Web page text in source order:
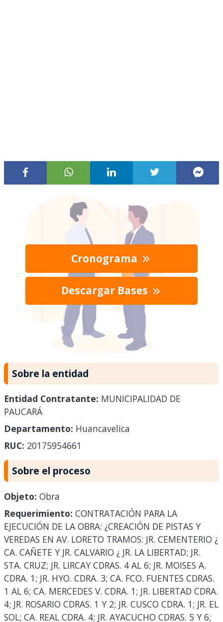
Cronograma
Descargar Bases
Sobre la entidad
Entidad Contratante: MUNICIPALIDAD DE
PAUCARÁ
Departamento: Huancavelica
RUC: 20175954661
Sobre el proceso
Objeto: Obra
Requerimiento: CONTRATACIÓN PARA LA
EJECUCIÓN DE LA OBRA: ¿CREACIÓN DE PISTAS Y
VEREDAS EN AV. LORETO TRAMOS: JR. CEMENTERIO ¿
CA. CAÑETE Y JR. CALVARIO ¿ JR. LA LIBERTAD; JR.
STA. CRUZ; JR. LIRCAY CDRAS. 4 AL 6; JR. MOISES A.
CDRA. 1; JR. HYO. CDRA. 3; CA. FCO. FUENTES CDRAS.
1 AL 6; CA. MERCEDES V. CDRA. 1; JR. LIBERTAD CDRA.
4; JR. ROSARIO CDRAS. 1 Y 2; JR. CUSCO CDRA. 1; JR. EL
SOL; CA. REAL CDRA. 4; JR. AYACUCHO CDRAS. 5 Y 6;